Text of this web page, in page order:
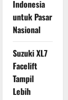
Indonesia
untuk Pasar
Nasional
Suzuki XL7
Facelift
Tampil
Lebih